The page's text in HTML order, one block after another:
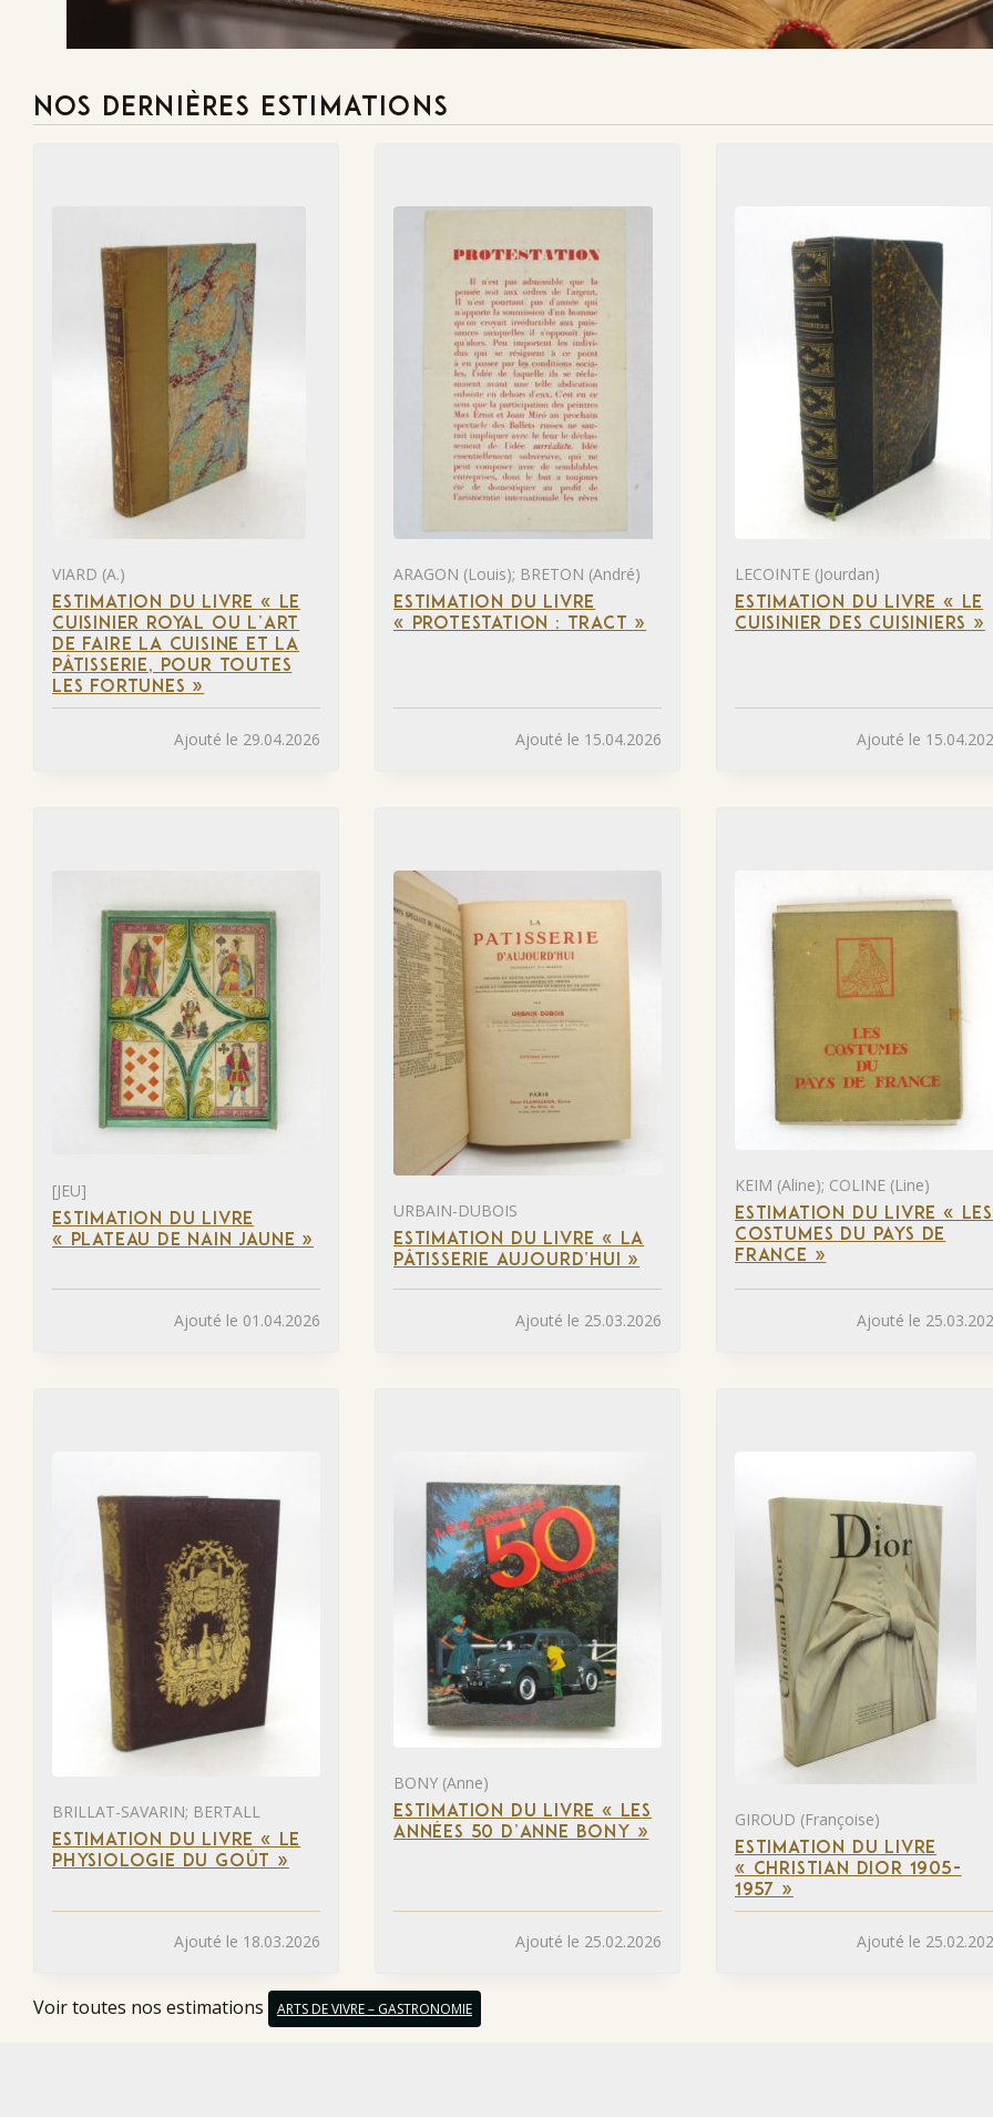
NOS DERNIÈRES ESTIMATIONS
VIARD (A.)
ESTIMATION DU LIVRE « LE
CUISINIER ROYAL OU L’ART
DE FAIRE LA CUISINE ET LA
PÂTISSERIE, POUR TOUTES
LES FORTUNES »
Ajouté le 29.04.2026
ARAGON (Louis); BRETON (André)
ESTIMATION DU LIVRE
« PROTESTATION : TRACT »
Ajouté le 15.04.2026
LECOINTE (Jourdan)
ESTIMATION DU LIVRE « LE
CUISINIER DES CUISINIERS »
Ajouté le
[JEU]
ESTIMATION DU LIVRE
« PLATEAU DE NAIN JAUNE »
Ajouté le 01.04.2026
URBAIN-DUBOIS
ESTIMATION DU LIVRE « LA
PÂTISSERIE AUJOURD’HUI »
Ajouté le 25.03.2026
KEIM (Aline); COLINE (Line)
ESTIMATION DU LIVRE « LES
COSTUMES DU PAYS DE
FRANCE »
Ajouté le
BRILLAT-SAVARIN; BERTALL
ESTIMATION DU LIVRE « LE
PHYSIOLOGIE DU GOÛT »
Ajouté le 18.03.2026
BONY (Anne)
ESTIMATION DU LIVRE « LES
ANNÉES 50 D’ANNE BONY »
Ajouté le 25.02.2026
GIROUD (Françoise)
ESTIMATION DU LIVRE
« CHRISTIAN DIOR 1905-
1957 »
Ajouté le
Voir toutes nos estimations ARTS DE VIVRE – GASTRONOMIE